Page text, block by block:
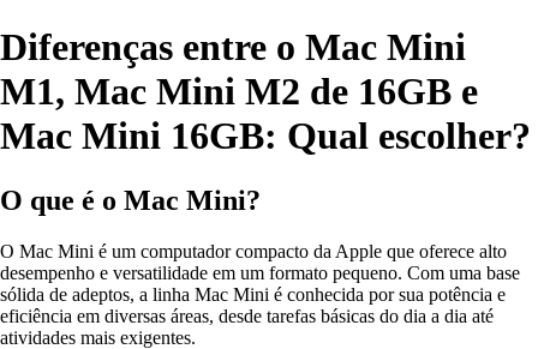
Diferenças entre o Mac Mini
M1, Mac Mini M2 de 16GB e
Mac Mini 16GB: Qual escolher?
O que é o Mac Mini?
O Mac Mini é um computador compacto da Apple que oferece alto
desempenho e versatilidade em um formato pequeno. Com uma base
sólida de adeptos, a linha Mac Mini é conhecida por sua potência e
eficiência em diversas áreas, desde tarefas básicas do dia a dia até
atividades mais exigentes.